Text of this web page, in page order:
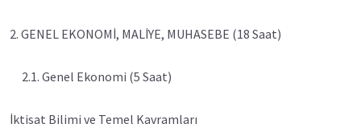
2. GENEL EKONOMİ, MALİYE, MUHASEBE (18 Saat)
2.1. Genel Ekonomi (5 Saat)
İktisat Bilimi ve Temel Kavramları